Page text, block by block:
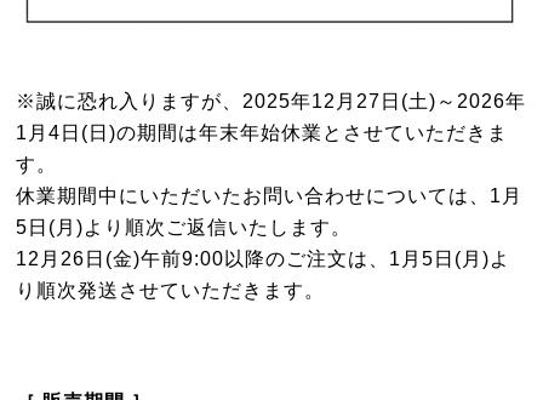
※誠に恐れ入りますが、2025年12月27日(土)～2026年
1月4日(日)の期間は年末年始休業とさせていただきま
す。
休業期間中にいただいたお問い合わせについては、1月
5日(月)より順次ご返信いたします。
12月26日(金)午前9:00以降のご注文は、1月5日(月)よ
り順次発送させていただきます。